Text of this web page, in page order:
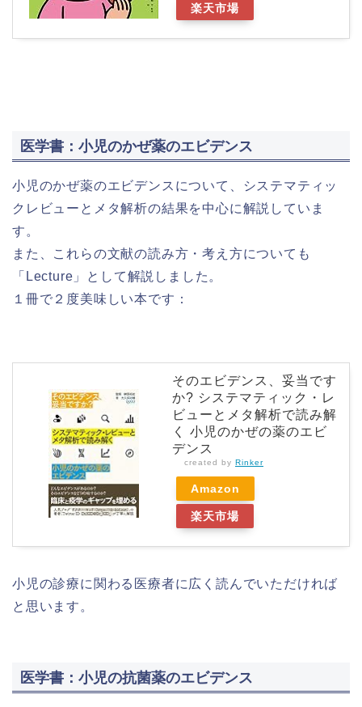
楽天市場
医学書：小児のかぜ薬のエビデンス
小児のかぜ薬のエビデンスについて、システマティッ
クレビューとメタ解析の結果を中心に解説していま
す。
また、これらの文献の読み方・考え方についても
「Lecture」として解説しました。
１冊で２度美味しい本です：
そのエビデンス、妥当です
か? システマティック・レ
ビューとメタ解析で読み解
く 小児のかぜの薬のエビ
デンス
created by Rinker
Amazon
楽天市場
小児の診療に関わる医療者に広く読んでいただければ
と思います。
医学書：小児の抗菌薬のエビデンス